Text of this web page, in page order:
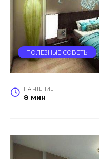
ПОЛЕЗНЫЕ СОВЕТЫ
НА ЧТЕНИЕ
8 мин